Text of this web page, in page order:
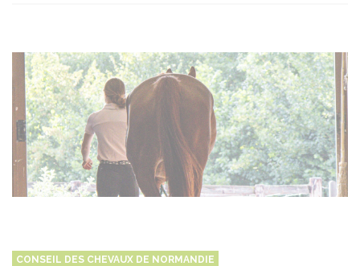
CONSEIL DES CHEVAUX DE NORMANDIE